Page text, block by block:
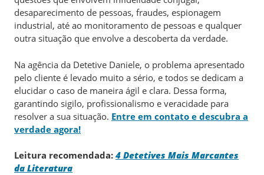
desaparecimento de pessoas, fraudes, espionagem
industrial, até ao monitoramento de pessoas e qualquer
outra situação que envolve a descoberta da verdade.
Na agência da Detetive Daniele, o problema apresentado
pelo cliente é levado muito a sério, e todos se dedicam a
elucidar o caso de maneira ágil e clara. Dessa forma,
garantindo sigilo, profissionalismo e veracidade para
resolver a sua situação. Entre em contato e descubra a
verdade agora!
Leitura recomendada: 4 Detetives Mais Marcantes
da Literatura